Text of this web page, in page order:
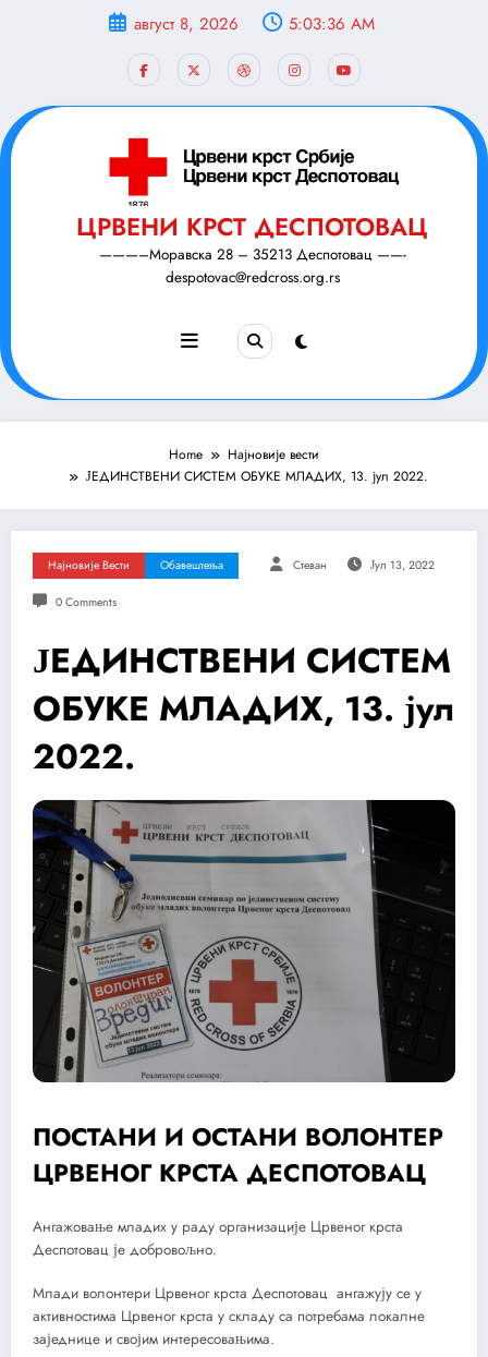
август 8, 2026 5:03:37 AM
ЦРВЕНИ КРСТ ДЕСПОТОВАЦ
———–Моравска 28 – 35213 Деспотовац ——-
despotovac@redcross.org.rs
Home
Најновије вести
ЈЕДИНСТВЕНИ СИСТЕМ ОБУКЕ МЛАДИХ, 13. јул 2022.
Најновије Вести Обавештења Стеван Јул 13, 2022
0 Comments
ЈЕДИНСТВЕНИ СИСТЕМ
ОБУКЕ МЛАДИХ, 13. јул
2022.
ПОСТАНИ И ОСТАНИ ВОЛОНТЕР
ЦРВЕНОГ КРСТА ДЕСПОТОВАЦ
Ангажовање младих у раду организације Црвеног крста
Деспотовац је добровољно.
Млади волонтери Црвеног крста Деспотовац ангажују се у
активностима Црвеног крста у складу са потребама локалне
заједнице и својим интересовањима.